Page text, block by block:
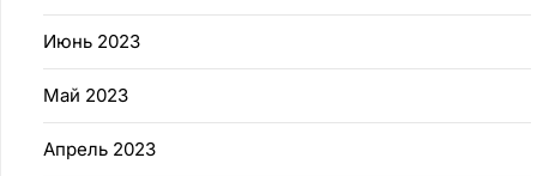
Июнь 2023
Май 2023
Апрель 2023